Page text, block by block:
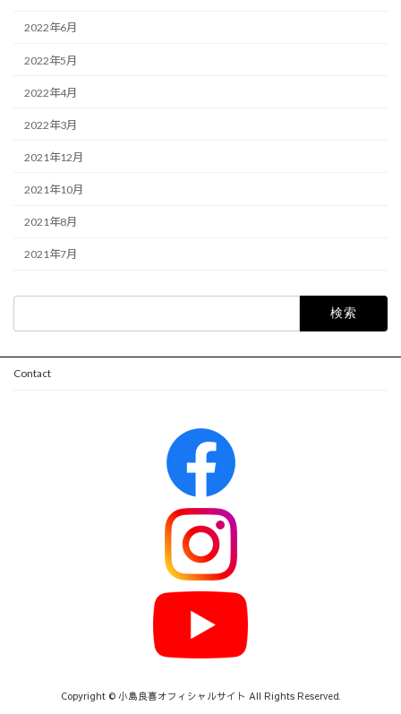
2022年6月
2022年5月
2022年4月
2022年3月
2021年12月
2021年10月
2021年8月
2021年7月
Contact
Copyright © 小島良喜オフィシャルサイト All Rights Reserved.